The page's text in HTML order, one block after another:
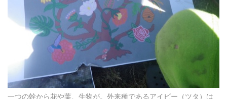
一つの幹から花や葉、生物が。外来種であるアイビー（ツタ）は